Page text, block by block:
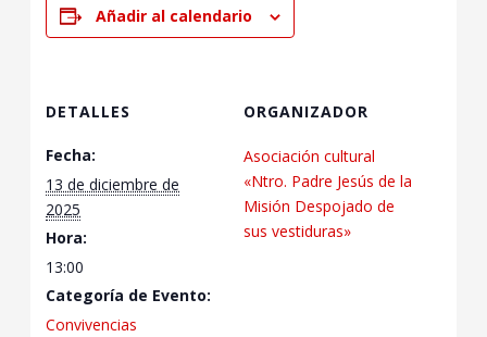
Añadir al calendario
DETALLES
Fecha:
13 de diciembre de
2025
Hora:
13:00
Categoría de Evento:
Convivencias
ORGANIZADOR
Asociación cultural
«Ntro. Padre Jesús de la
Misión Despojado de
sus vestiduras»